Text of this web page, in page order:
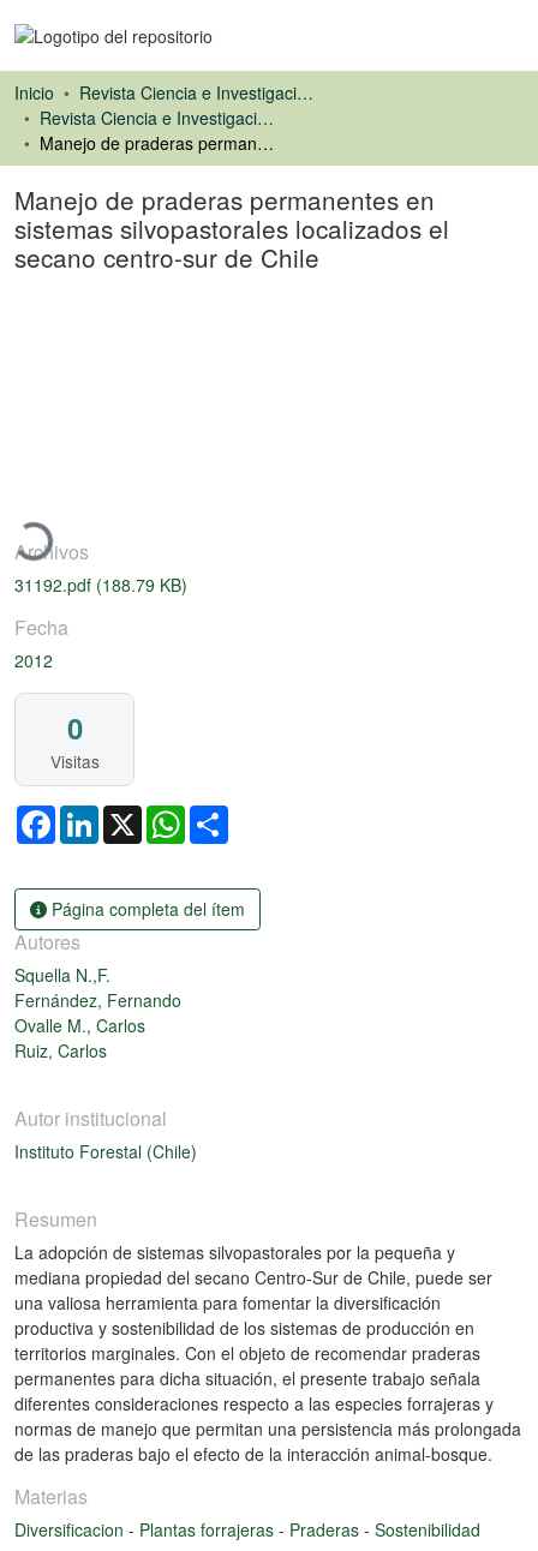
Inicio
Revista Ciencia e Investigación Forestal (CIFOR)
Revista Ciencia e Investigación Forestal
Manejo de praderas permanentes en sistemas silvopastorales localizados el secano centro-sur de Chile
Manejo de praderas permanentes en
sistemas silvopastorales localizados el
secano centro-sur de Chile
Cargando...
Archivos
31192.pdf (188.79 KB)
Fecha
2012
0
Visitas
FacebookLinkedIn
X WhatsApp
Página completa del ítem
Autores
Squella N.,F.
Fernández, Fernando
Ovalle M., Carlos
Ruiz, Carlos
Autor institucional
Instituto Forestal (Chile)
Resumen
La adopción de sistemas silvopastorales por la pequeña y
mediana propiedad del secano Centro-Sur de Chile, puede ser
una valiosa herramienta para fomentar la diversificación
productiva y sostenibilidad de los sistemas de producción en
territorios marginales. Con el objeto de recomendar praderas
permanentes para dicha situación, el presente trabajo señala
diferentes consideraciones respecto a las especies forrajeras y
normas de manejo que permitan una persistencia más prolongada
de las praderas bajo el efecto de la interacción animal-bosque.
Materias
Diversificacion - Plantas forrajeras - Praderas - Sostenibilidad